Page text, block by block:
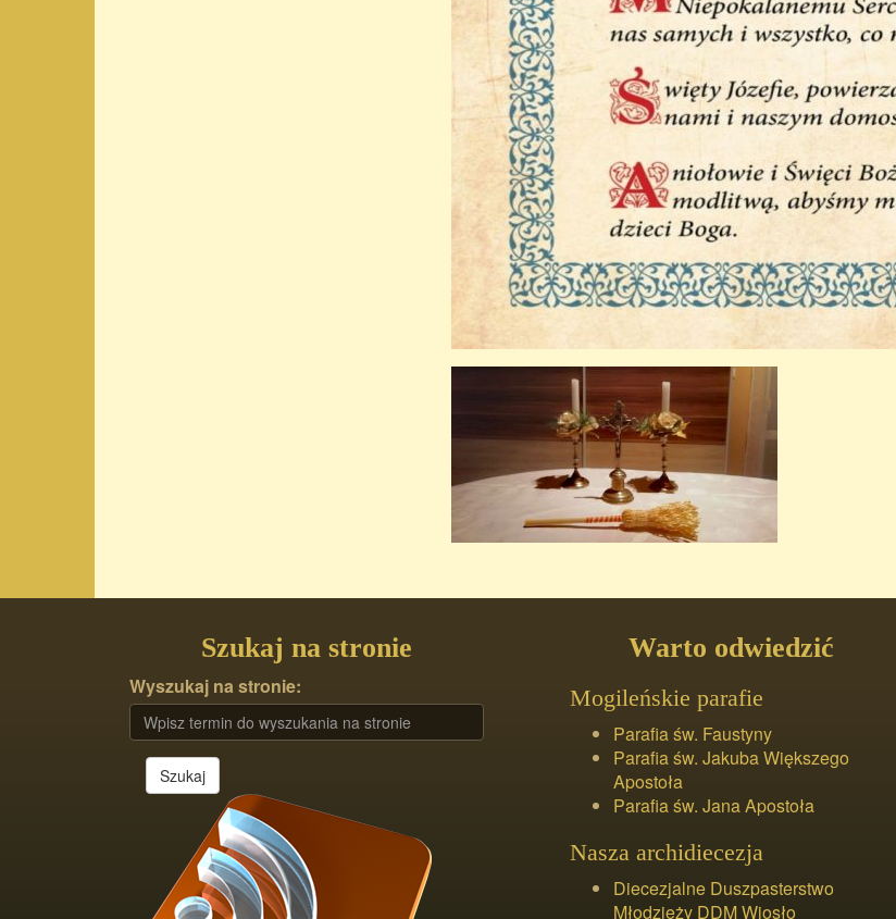
Szukaj na stronie
Wyszukaj na stronie:
Szukaj
Warto odwiedzić
Mogileńskie parafie
Parafia św. Faustyny
Parafia św. Jakuba Większego
Apostoła
Parafia św. Jana Apostoła
Nasza archidiecezja
Diecezjalne Duszpasterstwo
Młodzieży DDM Wiosło